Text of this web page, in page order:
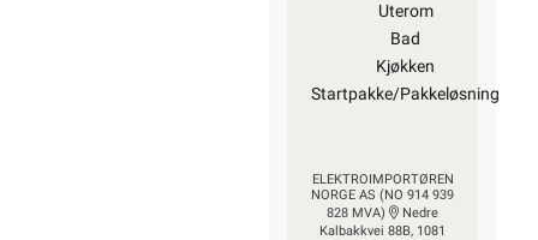
Uterom
Bad
Kjøkken
Startpakke/Pakkeløsning
ELEKTROIMPORTØREN
NORGE AS (NO 914 939
828 MVA)
Nedre
Kalbakkvei 88B, 1081